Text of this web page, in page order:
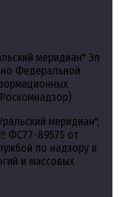
меридиан" Эл
Федеральной
меридиан",
ФС77-89575 от
по надзору в
и массовых